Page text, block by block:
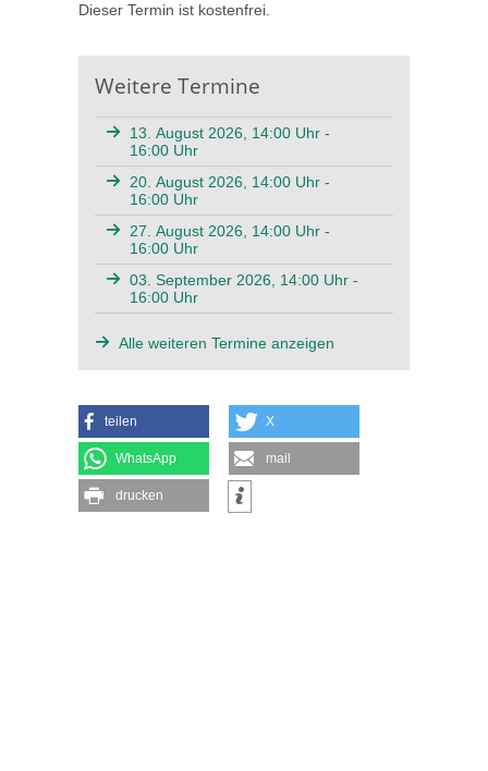
Dieser Termin ist kostenfrei.
Weitere Termine
13. August 2026, 14:00 Uhr -
16:00 Uhr
20. August 2026, 14:00 Uhr -
16:00 Uhr
27. August 2026, 14:00 Uhr -
16:00 Uhr
03. September 2026, 14:00 Uhr -
16:00 Uhr
Alle weiteren Termine anzeigen
teilen X
WhatsApp mail
drucken